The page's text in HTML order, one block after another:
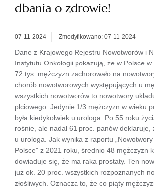
dbania o zdrowie!
07-11-2024 Zmodyfikowano: 07-11-2024
Dane z Krajowego Rejestru Nowotworów i
Instytutu Onkologii pokazują, że w Polsce
72 tys. mężczyzn zachorowało na
chorób nowotworowych występujących u
wszystkich nowotworów to nowotwory
płciowego. Jedynie 1/3 mężczyzn w wieku
była kiedykolwiek u urologa. Po 55 roku
rośnie, ale nadal 61 proc. panów deklaruje,
u urologa. Jak wynika z raportu „Nowotwory
Polsce" z 2021 roku, średnio 48 mężczyzn
dowiaduje się, że ma raka prostaty. Ten
już ok. 20 proc. wszystkich rozpoznanych
złośliwych. Oznacza to, że co piąty